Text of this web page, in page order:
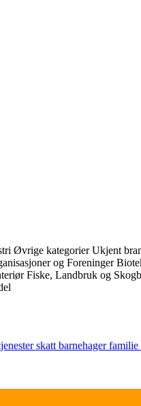
Øvrige kategorierUkjent
og Foreninger
Fiske, Landbruk og
skatt barnehagerfamilie